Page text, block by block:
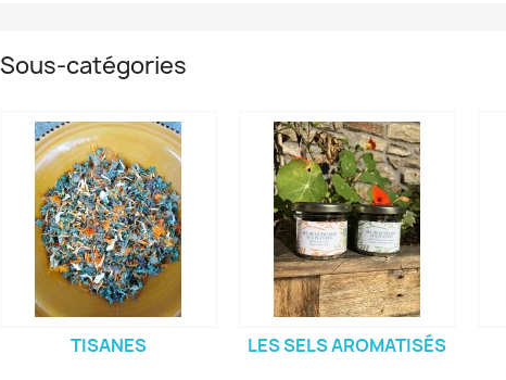
Sous-catégories
TISANES LES SELS AROMATISÉS